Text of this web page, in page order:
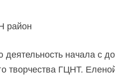
район
деятельность начала с
творчества ГЦНТ.